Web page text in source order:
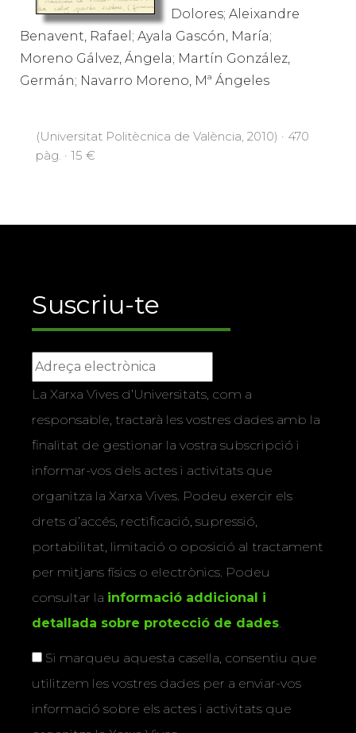
Dolores; Aleixandre
Benavent, Rafael; Ayala Gascón, María;
Moreno Gálvez, Ángela; Martín González,
Germán; Navarro Moreno, Mª Ángeles
(Universitat Politècnica de València, 2010) · 470
pàg. · 15 €
Suscriu-te
La Xarxa Vives d’Universitats, com a
responsable, tractarà les vostres dades amb la
finalitat de gestionar la vostra subscripció i
informar-vos dels actes i activitats que
organitza la Xarxa Vives. Podeu exercir els
drets d’accés, rectificació, supressió,
portabilitat, limitació o oposició al tractament
per mitjans físics o electrònics. Podeu
consultar la informació addicional i
detallada sobre protecció de dades.
Si marqueu aquesta casella, consentiu que
utilitzem les vostres dades per a enviar-vos
informació sobre els actes i activitats que